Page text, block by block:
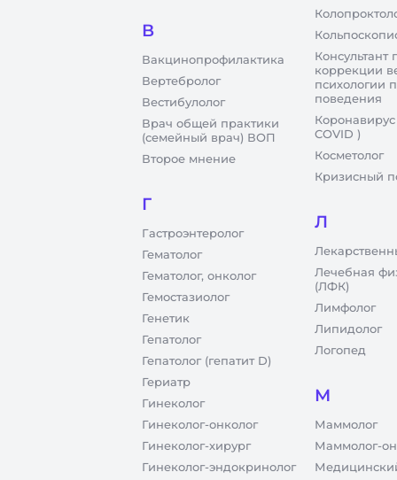
В
Вакцинопрофилактика
Вертебролог
Вестибулолог
Врач общей практики
(семейный врач) ВОП
Второе мнение
Г
Гастроэнтеролог
Гематолог
Гематолог, онколог
Гемостазиолог
Генетик
Гепатолог
Гепатолог (гепатит D)
Гериатр
Гинеколог
Гинеколог-онколог
Гинеколог-хирург
Гинеколог-эндокринолог
Консультант
коррекции
психологии
поведения
COVID )
Косметолог
Кризисный
Л
Лечебная
(ЛФК)
Лимфолог
Липидолог
Логопед
М
Маммолог
Маммолог-